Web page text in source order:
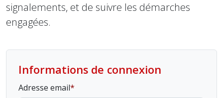
signalements, et de suivre les démarches
engagées.
Informations de connexion
Adresse email